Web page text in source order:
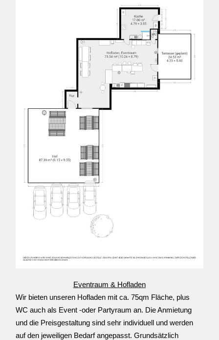
Eventraum & Hofladen
Wir bieten unseren Hofladen mit ca. 75qm Fläche, plus
WC auch als Event -oder Partyraum an. Die Anmietung
und die Preisgestaltung sind sehr individuell und werden
auf den jeweiligen Bedarf angepasst. Grundsätzlich